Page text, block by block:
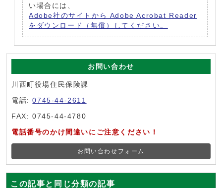
い場合には、
Adobe社のサイトから Adobe Acrobat Reader
をダウンロード（無償）してください。
お問い合わせ
川西町役場住民保険課
電話:0745-44-2611
FAX: 0745-44-4780
電話番号のかけ間違いにご注意ください！
お問い合わせフォーム
この記事と同じ分類の記事